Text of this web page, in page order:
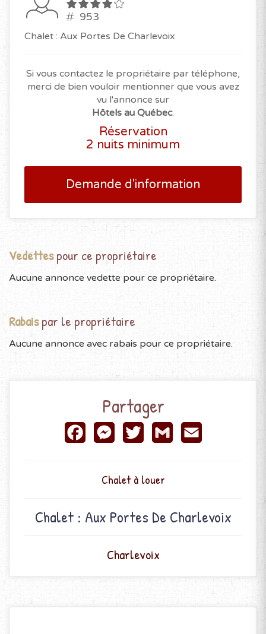
953
Chalet : Aux Portes De Charlevoix
Si vous contactez le propriétaire par téléphone,
merci de bien vouloir mentionner que vous avez
vu l'annonce sur
Hôtels au Québec.
Réservation
2 nuits minimum
Demande d'information
Vedettespour ce propriétaire
Aucune annonce vedette pour ce propriétaire.
Rabaispar le propriétaire
Aucune annonce avec rabais pour ce propriétaire.
Partager
FacebookMessenger
TwitterGmail Email
Chalet à louer
Chalet : Aux Portes De Charlevoix
Charlevoix